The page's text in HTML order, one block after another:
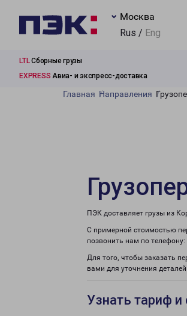
Москва
Rus / Eng
LTLСборные грузы
EXPRESS Авиа- и экспресс-доставка
Главная Направления
ПЭК доставляет грузы из
С примерной стоимостью
позвонить нам по телефону:
Для того, чтобы заказать
вами для уточнения
Узнать тариф и